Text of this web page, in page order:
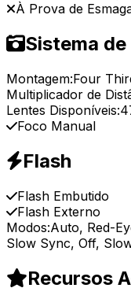
À Prova de
Sistema
Montagem:Four
Multiplicador de
Lentes Disponíveis:
Foco Manual
Flash
Flash Embutido
Flash Externo
Modos:Auto, Red-
Slow Sync, Off,
Recursos